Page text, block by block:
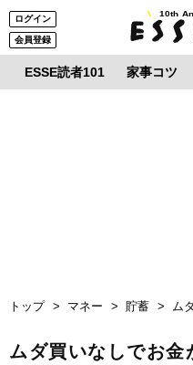
ログイン
会員登録
10th
ESSE読者101 家事コツ
トップ マネー 貯蓄 ム
ムダ買いなしでお